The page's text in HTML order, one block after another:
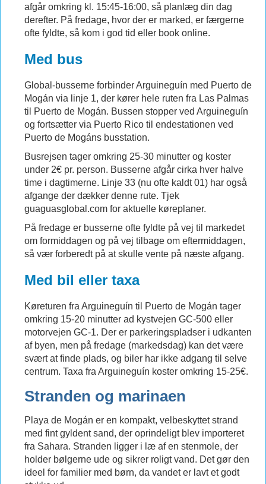
afgår omkring kl. 15:45-16:00, så planlæg din dag
derefter. På fredage, hvor der er marked, er færgerne
ofte fyldte, så kom i god tid eller book online.
Med bus
Global-busserne forbinder Arguineguín med Puerto de
Mogán via linje 1, der kører hele ruten fra Las Palmas
til Puerto de Mogán. Bussen stopper ved Arguineguín
og fortsætter via Puerto Rico til endestationen ved
Puerto de Mogáns busstation.
Busrejsen tager omkring 25-30 minutter og koster
under 2€ pr. person. Busserne afgår cirka hver halve
time i dagtimerne. Linje 33 (nu ofte kaldt 01) har også
afgange der dækker denne rute. Tjek
guaguasglobal.com for aktuelle køreplaner.
På fredage er busserne ofte fyldte på vej til markedet
om formiddagen og på vej tilbage om eftermiddagen,
så vær forberedt på at skulle vente på næste afgang.
Med bil eller taxa
Køreturen fra Arguineguín til Puerto de Mogán tager
omkring 15-20 minutter ad kystvejen GC-500 eller
motorvejen GC-1. Der er parkeringspladser i udkanten
af byen, men på fredage (markedsdag) kan det være
svært at finde plads, og biler har ikke adgang til selve
centrum. Taxa fra Arguineguín koster omkring 15-25€.
Stranden og marinaen
Playa de Mogán er en kompakt, velbeskyttet strand
med fint gyldent sand, der oprindeligt blev importeret
fra Sahara. Stranden ligger i læ af en stenmole, der
holder bølgerne ude og sikrer roligt vand. Det gør den
ideel for familier med børn, da vandet er lavt et godt